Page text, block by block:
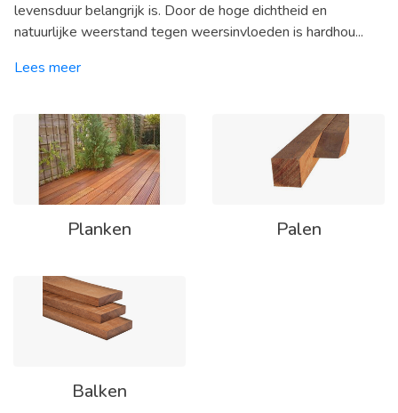
levensduur belangrijk is. Door de hoge dichtheid en
natuurlijke weerstand tegen weersinvloeden is hardhou...
Lees meer
Planken Palen
Balken